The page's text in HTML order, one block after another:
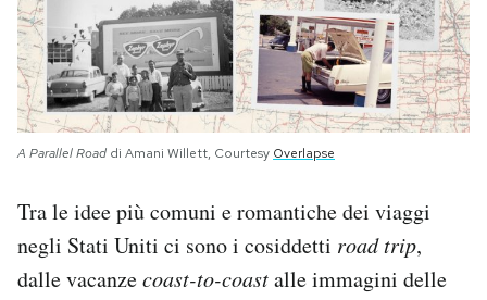
NEWSLETTER
I MIEI PREFERITI
SHOP
CALENDARIO
A Parallel Road di Amani Willett, Courtesy Overlapse
Tra le idee più comuni e romantiche dei viaggi
negli Stati Uniti ci sono i cosiddetti road trip,
dalle vacanzecoast-to-coastalle immagini delle